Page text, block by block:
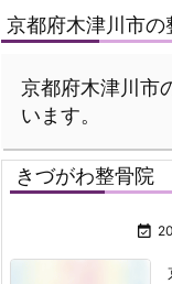
京都府木津川市の
京都府木津川市
います。
きづがわ整骨院
